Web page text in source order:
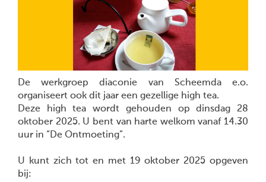
De werkgroep diaconie van Scheemda e.o.
organiseert ook dit jaar een gezellige high tea.
Deze high tea wordt gehouden op dinsdag 28
oktober 2025. U bent van harte welkom vanaf 14.30
uur in “De Ontmoeting”.
U kunt zich tot en met 19 oktober 2025 opgeven
bij: